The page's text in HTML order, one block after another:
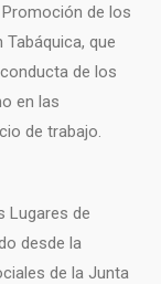
de los
que
de los
en las
de trabajo.
Lugares de
desde la
de la Junta